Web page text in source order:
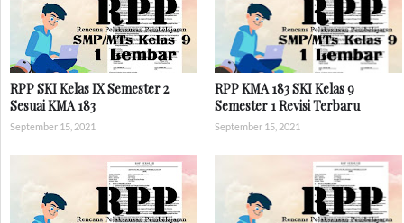
RPP SKI Kelas IX Semester 2
Sesuai KMA 183
September 15, 2021
RPP KMA 183 SKI Kelas 9
Semester 1 Revisi Terbaru
September 15, 2021